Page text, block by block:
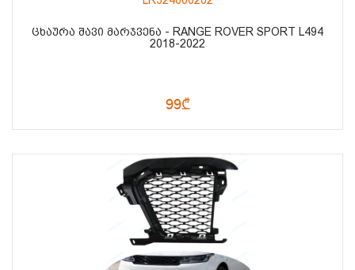
ᲪᲮᲐᲣᲠᲐ ᲨᲐᲕᲘ ᲛᲐᲠᲯᲕᲔᲜᲐ - RANGE ROVER SPORT L494
2018-2022
99₾